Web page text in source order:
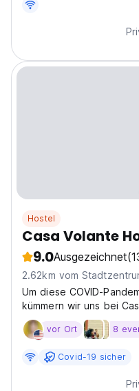
Hostel
Casa Volante
9.0Ausgezeichnet
2.62km vom
Um diese COVID-
kümmern wir uns bei
markierte soziale Distanz.
vor Ort 8
Covid-19 sicher